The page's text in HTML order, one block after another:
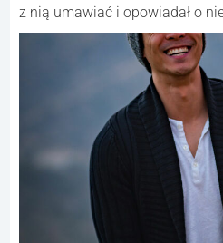
z nią umawiać i opowiadał o